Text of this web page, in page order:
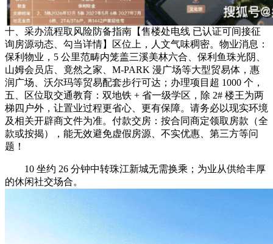
十、采办流程取风险防备指南【售楼处电线 已认证可间接征
询房源动态、勾当详情】区位上，人文气味稠密。物业消息：
保利物业，5 公里范畴内笼盖三溪美林六合、保利鱼珠光阴、
山姆会员店、竟然之家、M-PARK 漫广场等大型贸易体，惠
润广场、沃尔玛等贸易配套步行可达；办理项目超 1000 个，
五、区位取交通教育：双地铁 + 省一级学区，除 2# 楼王为两
梯四户外，让置业过程更省心、更有保障。请务必以现实环境
及相关开辟商文件为准。付款交房：按合同商定领取房款（全
款或按揭），能无效避免虚假房源、不实优惠、第三方等问
题！
10 坐约 26 分钟中转珠江新城无需换乘；为业从供给丰厚
的休闲社交场合。